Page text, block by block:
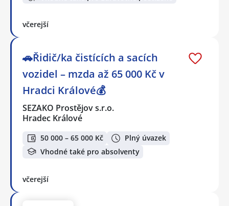
včerejší
🚗Řidič/ka čistících a sacích
vozidel – mzda až 65 000 Kč v
Hradci Králové💰
SEZAKO Prostějov s.r.o.
Hradec Králové
50 000 – 65 000 Kč
Plný úvazek
Vhodné také pro absolventy
včerejší